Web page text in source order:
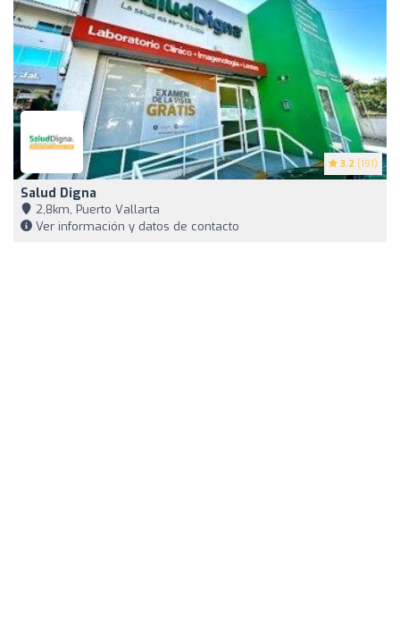
3.2 (191)
Salud Digna
2,8km, Puerto Vallarta
Ver información y datos de contacto